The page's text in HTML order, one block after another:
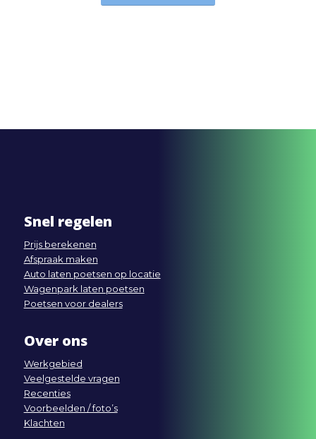
Snel regelen
Prijs berekenen
Afspraak maken
Auto laten poetsen op locatie
Wagenpark laten poetsen
Poetsen voor dealers
Over ons
Werkgebied
Veelgestelde vragen
Recenties
Voorbeelden / foto’s
Klachten